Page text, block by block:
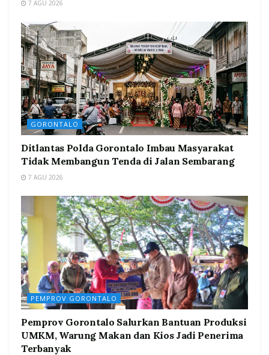
7 AGU 2026
GORONTALO
Ditlantas Polda Gorontalo Imbau Masyarakat
Tidak Membangun Tenda di Jalan Sembarang
7 AGU 2026
PEMPROV GORONTALO
Pemprov Gorontalo Salurkan Bantuan Produksi
UMKM, Warung Makan dan Kios Jadi Penerima
Terbanyak